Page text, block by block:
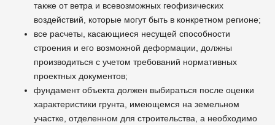
также от ветра и всевозможных геофизических
воздействий, которые могут быть в конкретном регионе;
все расчеты, касающиеся несущей способности
строения и его возможной деформации, должны
производиться с учетом требований нормативных
проектных документов;
фундамент объекта должен выбираться после оценки
характеристики грунта, имеющемся на земельном
участке, отделенном для строительства, а необходимо